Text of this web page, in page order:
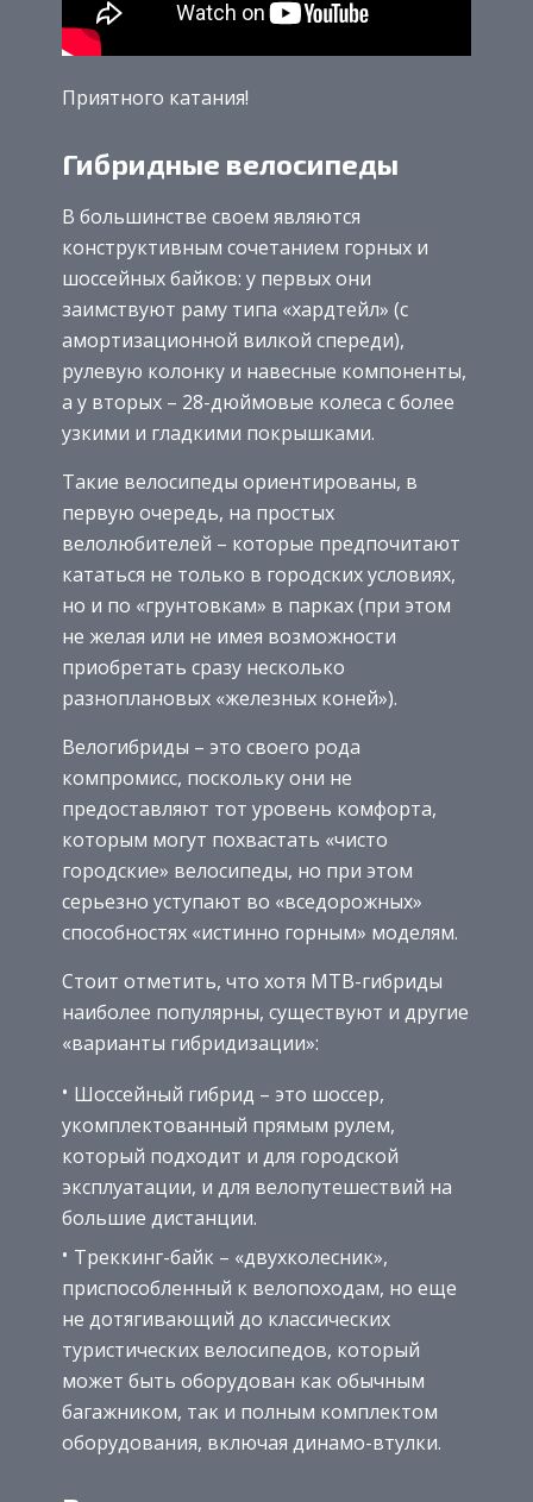
Приятного катания!
Гибридные велосипеды
В большинстве своем являются
конструктивным сочетанием горных и
шоссейных байков: у первых они
заимствуют раму типа «хардтейл» (с
амортизационной вилкой спереди),
рулевую колонку и навесные компоненты,
а у вторых – 28-дюймовые колеса с более
узкими и гладкими покрышками.
Такие велосипеды ориентированы, в
первую очередь, на простых
велолюбителей – которые предпочитают
кататься не только в городских условиях,
но и по «грунтовкам» в парках (при этом
не желая или не имея возможности
приобретать сразу несколько
разноплановых «железных коней»).
Велогибриды – это своего рода
компромисс, поскольку они не
предоставляют тот уровень комфорта,
которым могут похвастать «чисто
городские» велосипеды, но при этом
серьезно уступают во «вседорожных»
способностях «истинно горным» моделям.
Стоит отметить, что хотя MTB-гибриды
наиболее популярны, существуют и другие
«варианты гибридизации»:
Шоссейный гибрид – это шоссер,
укомплектованный прямым рулем,
который подходит и для городской
эксплуатации, и для велопутешествий на
большие дистанции.
Треккинг-байк – «двухколесник»,
приспособленный к велопоходам, но еще
не дотягивающий до классических
туристических велосипедов, который
может быть оборудован как обычным
багажником, так и полным комплектом
оборудования, включая динамо-втулки.